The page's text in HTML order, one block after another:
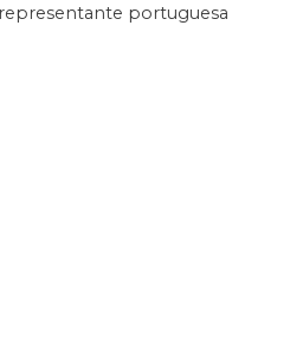
portuguesa